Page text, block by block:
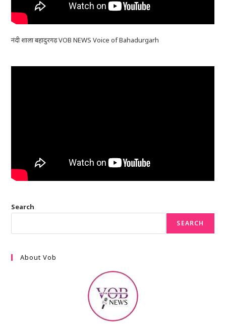
नंदी शाला बहादुरगढ़ VOB NEWS Voice of Bahadurgarh
Search
SEARCH
About Vob